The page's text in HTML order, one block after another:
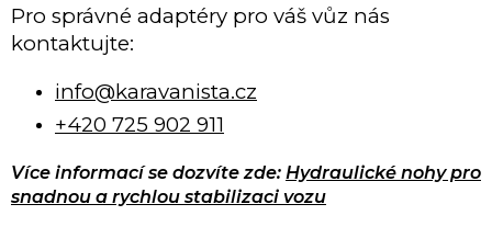
Pro správné adaptéry pro váš vůz nás
kontaktujte:
info@karavanista.cz
+420 725 902 911
Více informací se dozvíte zde: Hydraulické nohy pro
snadnou a rychlou stabilizaci vozu